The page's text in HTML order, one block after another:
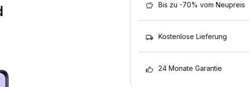
Bis zu -70% vom Neupreis
Kostenlose Lieferung
24 Monate Garantie